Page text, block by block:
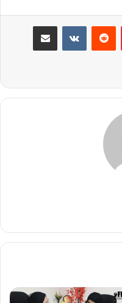
بينتيريست
مشاركة عبر البريد